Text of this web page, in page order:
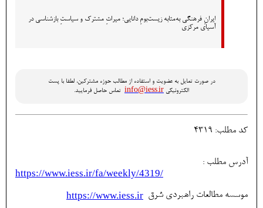
ایرانِ فرهنگی به‌مثابه زیست‌بومِ دانایی؛ میراثِ مشترک و سیاستِ بازشناسی در
آسیای مرکزی
در صورت تمایل به عضویت و استفاده از مطالب حوزه مشترکین، لطفا با پست
الکترونیکی info@iess.ir تماس حاصل فرمایید.
کد مطلب: 4319
آدرس مطلب :
https://www.iess.ir/fa/weekly/4319/
موسسه مطالعات راهبردي شرق https://www.iess.ir